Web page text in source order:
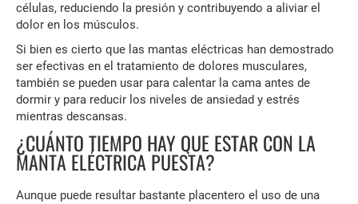
células, reduciendo la presión y contribuyendo a aliviar el
dolor en los músculos.
Si bien es cierto que las mantas eléctricas han demostrado
ser efectivas en el tratamiento de dolores musculares,
también se pueden usar para calentar la cama antes de
dormir y para reducir los niveles de ansiedad y estrés
mientras descansas.
¿CUÁNTO TIEMPO HAY QUE ESTAR CON LA
MANTA ELÉCTRICA PUESTA?
Aunque puede resultar bastante placentero el uso de una